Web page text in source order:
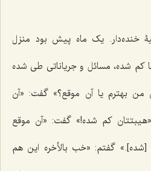
خنده‌دار. یک ماه پیش بود منزل
شده، مسائل و جریاناتی طی شده
من بهترم یا آن موقع؟» گفت: «آن
کم شده!» گفت: «آن موقع
[شده].» گفتم: «خب بالأخره این هم